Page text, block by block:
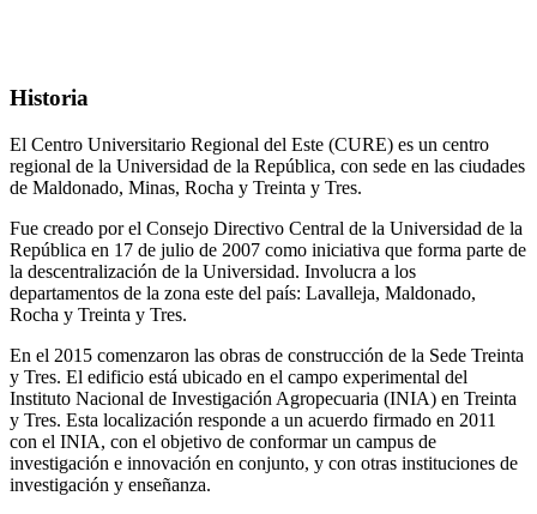
Historia
El Centro Universitario Regional del Este (CURE) es un centro
regional de la Universidad de la República, con sede en las ciudades
de Maldonado, Minas, Rocha y Treinta y Tres.
Fue creado por el Consejo Directivo Central de la Universidad de la
República en 17 de julio de 2007 como iniciativa que forma parte de
la descentralización de la Universidad.​ Involucra a los
departamentos de la zona este del país: Lavalleja, Maldonado,
Rocha y Treinta y Tres.
En el 2015 comenzaron las obras de construcción de la Sede Treinta
y Tres. El edificio está ubicado en el campo experimental del
Instituto Nacional de Investigación Agropecuaria (INIA) en Treinta
y Tres. Esta localización responde a un acuerdo firmado en 2011
con el INIA, con el objetivo de conformar un campus de
investigación e innovación en conjunto, y con otras instituciones de
investigación y enseñanza.